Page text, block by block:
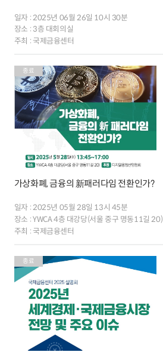
일자 :2025년 06월 26일 10시 30분
장소 : 3층 대회의실
주최 :국제금융센터
종료
가상화폐, 금융의 新패러다임 전환인가?
일자 :2025년 05월 28일 13시 45분
장소 :YWCA 4층 대강당(서울 중구 명동11길 20)
주최 :국제금융센터
종료